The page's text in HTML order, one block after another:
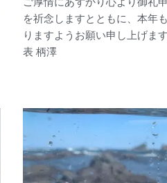
を祈念しますとともに、本年
りますようお願い申し上げま
表 柄澤